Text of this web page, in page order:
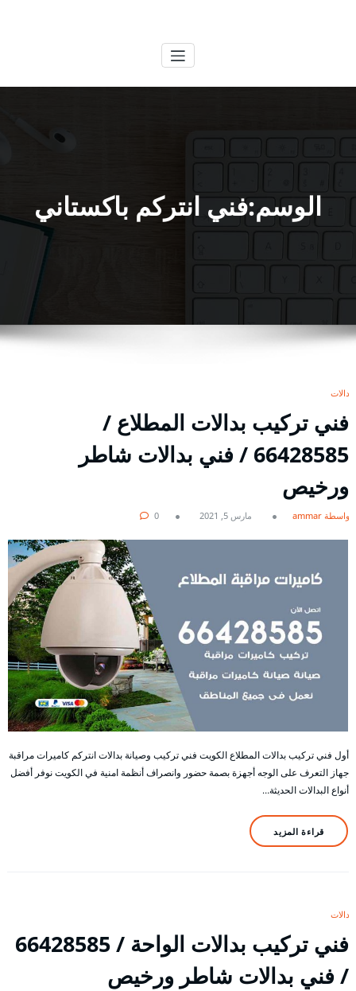
الوسم:فني انتركم باكستاني
بدالات
فني تركيب بدالات المطلاع /
66428585 / فني بدالات شاطر
ورخيص
بواسطة ammar مارس 5, 2021 0
أول فني تركيب بدالات المطلاع الكويت فني تركيب وصيانة بدالات انتركم كاميرات مراقبة
جهاز التعرف على الوجه أجهزة بصمة حضور وانصراف أنظمة امنية في الكويت نوفر أفضل
أنواع البدالات الحديثة…
قراءة المزيد
بدالات
فني تركيب بدالات الواحة / 66428585
/ فني بدالات شاطر ورخيص